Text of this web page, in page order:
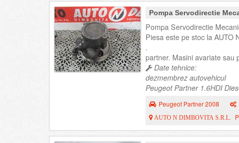
Pompa Servodirectie
Pompa Servodirectie
Piesa este pe stoc la AUTO
.
partner. Masini avariate sau
Date tehnice:
dezmembrez autovehicul
Peugeot Partner 1.6HDI
Peugeot Partner 2008
AUTO N DIMBOVITA S.R.L.